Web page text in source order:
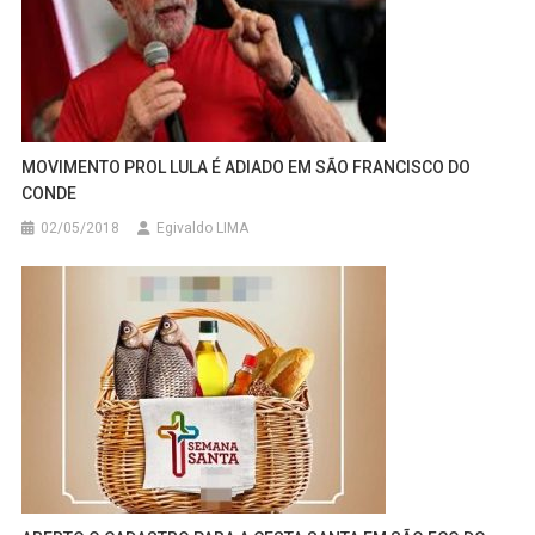
MOVIMENTO PROL LULA É ADIADO EM SÃO FRANCISCO DO
CONDE
02/05/2018 Egivaldo LIMA